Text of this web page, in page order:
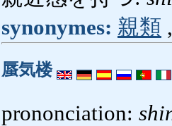
synonymes: 親類
蜃気楼
prononciation: